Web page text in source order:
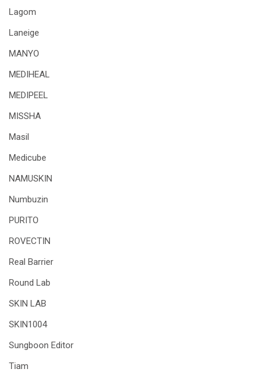
Lagom
Laneige
MANYO
MEDIHEAL
MEDIPEEL
MISSHA
Masil
Medicube
NAMUSKIN
Numbuzin
PURITO
ROVECTIN
Real Barrier
Round Lab
SKIN LAB
SKIN1004
Sungboon Editor
Tiam